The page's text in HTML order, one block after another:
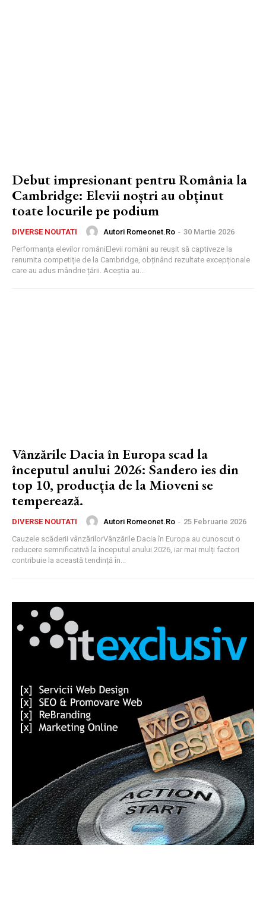
Debut impresionant pentru România la
Cambridge: Elevii noștri au obținut
toate locurile pe podium
DIVERSE NOUTATI Autori Romeonet.ro - 30 Martie 2026
Performanța elevilor româniElevii români au reușit să captiveze la
renumita competiție de la Cambridge, obținând rezultate excepționale
care au adus mândrie țării. Aceștia au...
Vânzările Dacia în Europa scad la
începutul anului 2026: Sandero ies din
top 10, producția de la Mioveni se
temperează.
DIVERSE NOUTATI Autori Romeonet.ro - 25 Februarie 2026
Cauzele scăderii vânzărilorVânzările Dacia în Europa au cunoscut o
reducere semnificativă la începutul anului 2026, iar mai mulți factori
contribuie la această tendință în...